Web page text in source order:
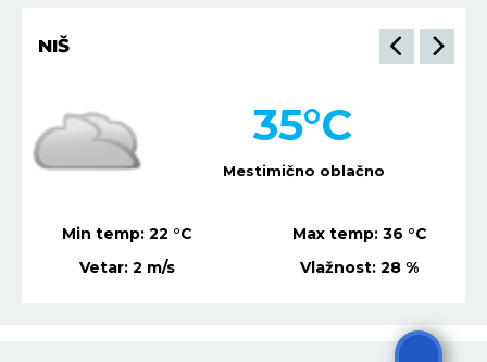
NIŠ
Mestimično oblačno
35°C
Min temp:22 °C Max temp: 36 °C
Vetar:2 m/s Vlažnost:28 %